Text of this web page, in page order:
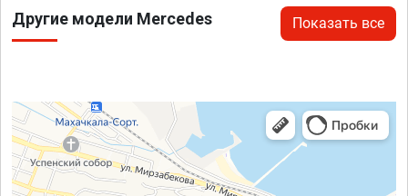
Другие модели Mercedes Показать все